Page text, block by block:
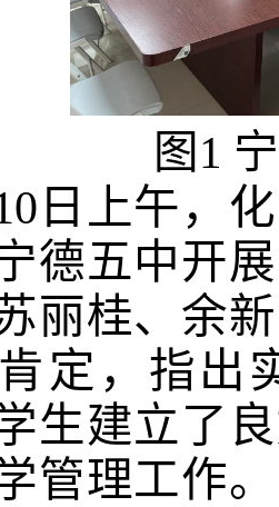
图 1
0日上午，
德五中开
丽桂、余
定，指出
生建立了
管理工作